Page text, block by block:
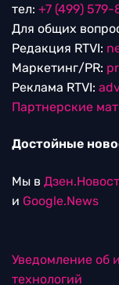
тел: +7 (499)
Для общих
Редакция RTVI:
Маркетинг/PR:
Реклама RTVI:
Партнерские
Достойные
Мы в
и Google.News
Уведомление об
технологий